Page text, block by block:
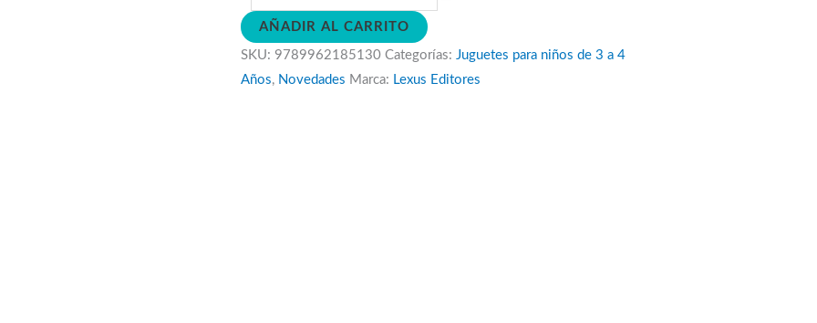
y
encuentra
bajo
el
AÑADIR AL CARRITO
SKU: 9789962185130 Categorías: Juguetes para niños de 3 a 4
Años, Novedades Marca: Lexus Editores